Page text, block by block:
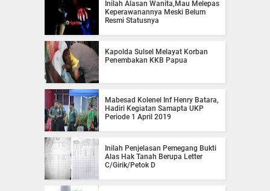
Inilah Alasan Wanita,Mau Melepas
Keperawanannya Meski Belum
Resmi Statusnya
Kapolda Sulsel Melayat Korban
Penembakan KKB Papua
Mabesad Kolenel Inf Henry Batara,
Hadiri Kegiatan Samapta UKP
Periode 1 April 2019
Inilah Penjelasan Pemegang Bukti
Alas Hak Tanah Berupa Letter
C/Girik/Petok D